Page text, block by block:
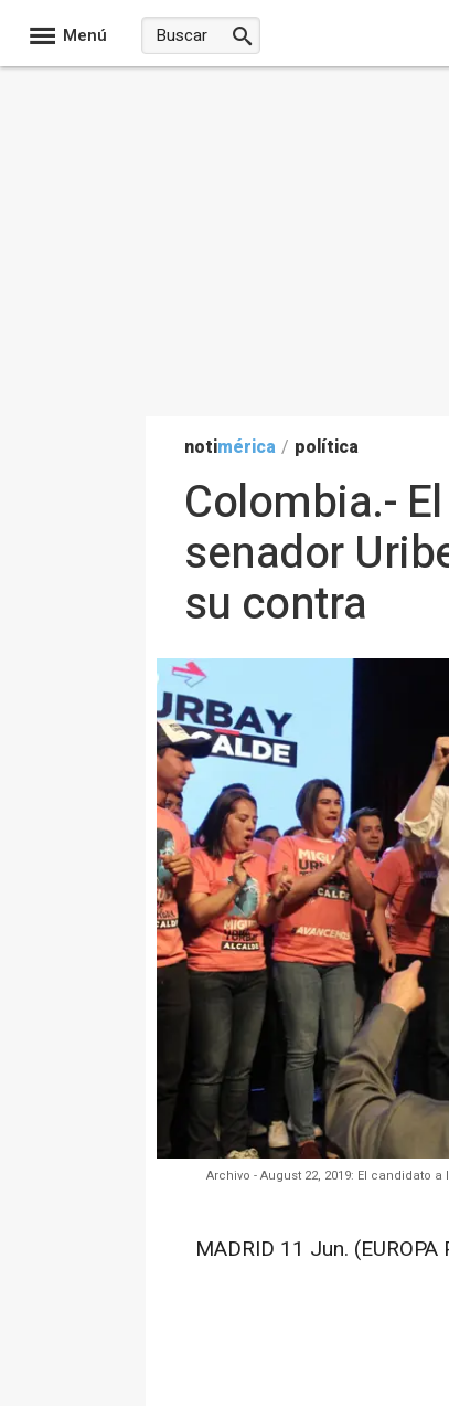
Menú
notimérica / política
Colombia.-
senador
su contra
Archivo - August 22, 2019: El candidato
MADRID 11 Jun. (EUROPA